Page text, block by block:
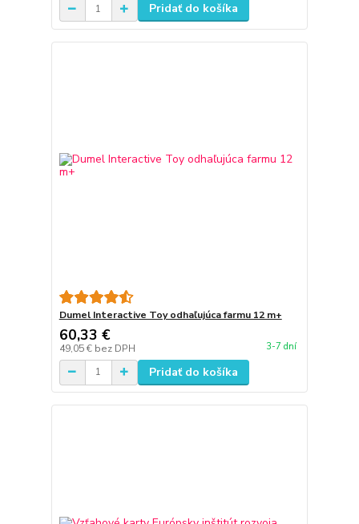
Pridať do košíka
Dumel Interactive Toy odhaľujúca farmu 12 m+
60,33 €
49,05 € bez DPH 3-7 dní
Pridať do košíka